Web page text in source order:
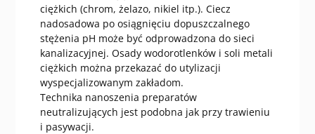
ciężkich (chrom, żelazo, nikiel itp.). Ciecz
nadosadowa po osiągnięciu dopuszczalnego
stężenia pH może być odprowadzona do sieci
kanalizacyjnej. Osady wodorotlenków i soli metali
ciężkich można przekazać do utylizacji
wyspecjalizowanym zakładom.
Technika nanoszenia preparatów
neutralizujących jest podobna jak przy trawieniu
i pasywacji.